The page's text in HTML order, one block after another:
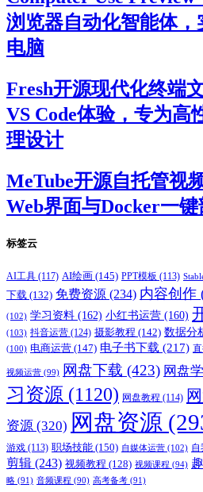
浏览器自动化智能体
电脑
Fresh开源现代化终端
VS Code体验，专为高
理设计
MeTube开源自托管视
Web界面与Docker一键
标签云
AI工具 (117) AI绘画 (145) PPT模板 (113)
下载 (132) 免费资源 (234) 内容创作
(102) 学习资料 (162) 小红书运营 (160)
(103) 抖音运营 (124) 摄影教程 (142) 数据分
(100) 电商运营 (147) 电子书下载 (217)
视频运营 (99) 网盘下载 (423) 网盘
习资源 (1120) 网盘教程 (114)
资源 (320) 网盘资源
游戏 (113) 职场技能 (150) 自媒体运营 (102) 自
剪辑 (243) 视频教程 (128) 视频课程 (94)
略 (91) 音频课程 (90) 高考备考 (91)